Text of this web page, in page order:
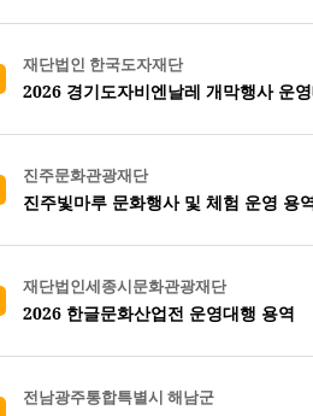
재단법인 한국도자재단
2026 경기도자비엔날레 개막행사 운
진주문화관광재단
진주빛마루 문화행사 및 체험 운영 용
재단법인세종시문화관광재단
2026 한글문화산업전 운영대행 용역
전남광주통합특별시 해남군